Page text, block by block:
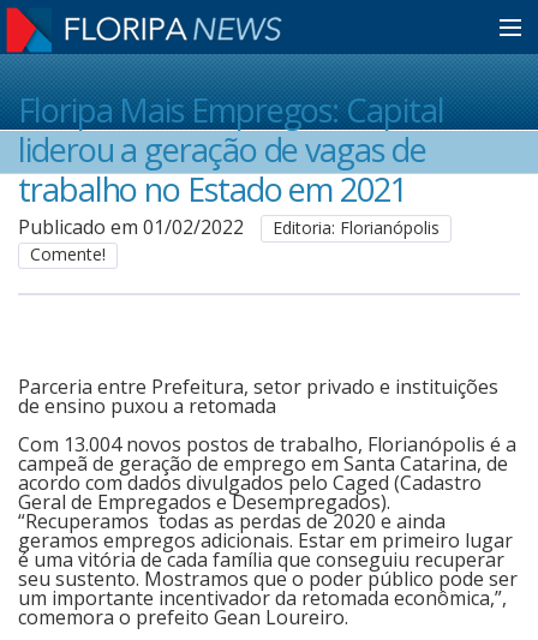
Home
Notícias
Colunistas
Guia de Serviços
Anuncie
Cinema
Floripa Mais Empregos: Capital
liderou a geração de vagas de
trabalho no Estado em 2021
Publicado em 01/02/2022
Editoria: Florianópolis
Comente!
Parceria entre Prefeitura, setor privado e instituições
de ensino puxou a retomada
Com 13.004 novos postos de trabalho, Florianópolis é a
campeã de geração de emprego em Santa Catarina, de
acordo com dados divulgados pelo Caged (Cadastro
Geral de Empregados e Desempregados).
“Recuperamos todas as perdas de 2020 e ainda
geramos empregos adicionais. Estar em primeiro lugar
é uma vitória de cada família que conseguiu recuperar
seu sustento. Mostramos que o poder público pode ser
um importante incentivador da retomada econômica,”,
comemora o prefeito Gean Loureiro.